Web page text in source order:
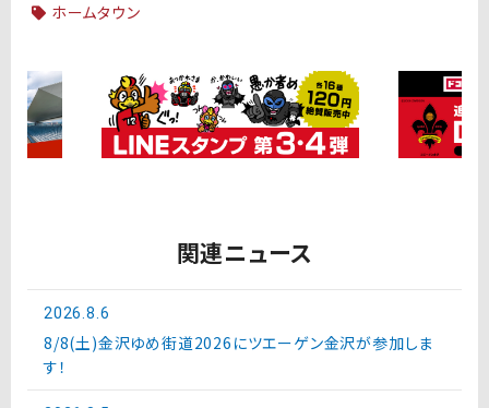
ホームタウン
関連ニュース
2026.8.6
8/8(土)金沢ゆめ街道2026にツエーゲン金沢が参加しま
す！